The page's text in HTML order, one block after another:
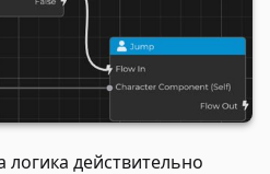
действительно